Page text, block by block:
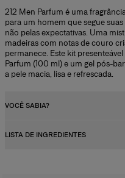
212 Men Parfum é uma
para um homem que segue
não pelas expectativas. Uma
madeiras com notas de couro
permanece. Este kit
Parfum (100 ml) e um gel pós-
a pele macia, lisa e refrescada.
VOCÊ SABIA?
Concentração da fragrância
LISTA DE INGREDIENTES